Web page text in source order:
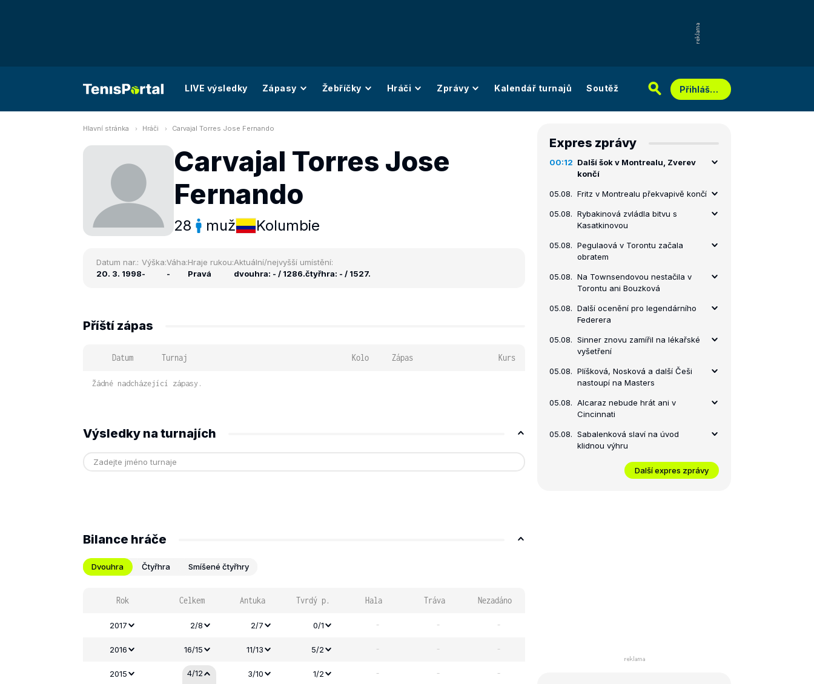
LIVE výsledky Zápasy Žebříčky Hráči Zprávy Kalendář turnajů Soutěž Přihlášení
Hlavní stránka Hráči Carvajal Torres Jose Fernando
Carvajal Torres Jose
Fernando
28 muž Kolumbie
Datum nar.:
20. 3. 1998
Výška:
-
Váha:
-
Hraje rukou:
Pravá
Aktuální/nejvyšší umístění:
dvouhra: - / 1286.čtyřhra: - / 1527.
Příští zápas
Datum Turnaj Kolo Zápas Kurs
Žádné nadcházející zápasy.
Výsledky na turnajích
Bilance hráče
Dvouhra Čtyřhra Smíšené čtyřhry
Rok Celkem Antuka Tvrdý p. Hala Tráva Nezadáno
2017 2/8 2/7 0/1 - - -
2016 16/15 11/13 5/2 - - -
2015 4/12 3/10 1/2 - - -
Expres zprávy
00:12 Další šok v Montrealu, Zverev
končí
05.08. Fritz v Montrealu překvapivě končí
05.08. Rybakinová zvládla bitvu s
Kasatkinovou
05.08. Pegulaová v Torontu začala
obratem
05.08. Na Townsendovou nestačila v
Torontu ani Bouzková
05.08. Další ocenění pro legendárního
Federera
05.08. Sinner znovu zamířil na lékařské
vyšetření
05.08. Plíšková, Nosková a další Češi
nastoupí na Masters
05.08. Alcaraz nebude hrát ani v
Cincinnati
05.08. Sabalenková slaví na úvod
klidnou výhru
Další expres zprávy